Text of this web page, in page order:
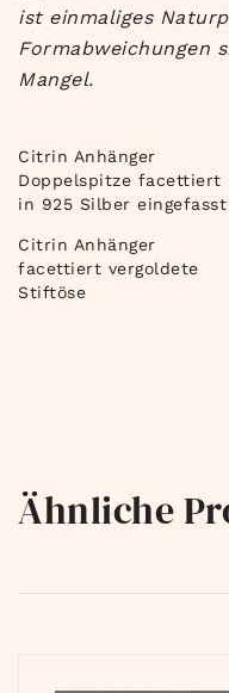
ist einmaliges
Formabweichungen
Mangel.
Citrin Anhänger
Doppelspitze facettiert
in 925 Silber eingefasst
Citrin Anhänger
facettiert vergoldete
Stiftöse
Ähnliche